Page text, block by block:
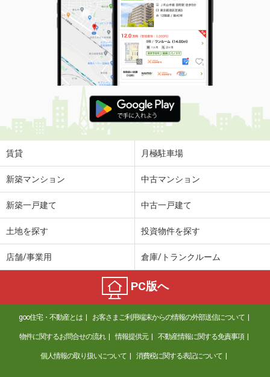
賃貸 月極駐車場
新築マンション 中古マンション
新築一戸建て 中古一戸建て
土地を探す 投資物件を探す
店舗/事業用 倉庫/トランクルーム
PC版へ
goo住宅・不動産とは お客さまご利用端末からの情報の外部送信について
物件に関するお問合せの流れ 情報提供元 不動産情報に関する免責事項
個人情報の取り扱いについて 消費税に関する表記について